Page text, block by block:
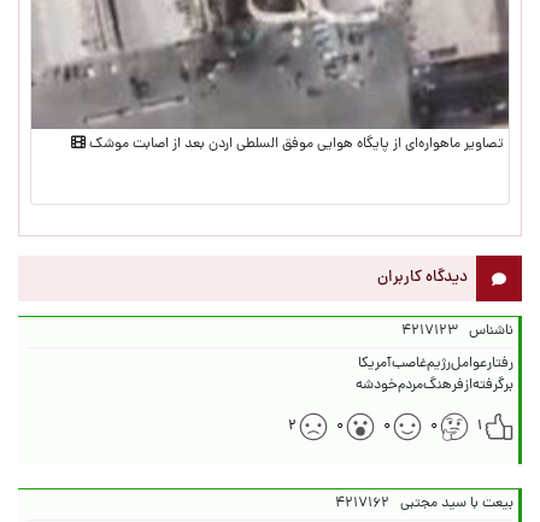
تصاویر ماهواره‌ای از پایگاه هوایی موفق السلطی اردن بعد از اصابت موشک
دیدگاه کاربران
ناشناس ۴۲۱۷۱۲۳
برگرفته‌ازفرهنگ‌مردم‌خودشه
۱
۰ ۰ ۰ ۲
بیعت با سید مجتبی ۴۲۱۷۱۶۲